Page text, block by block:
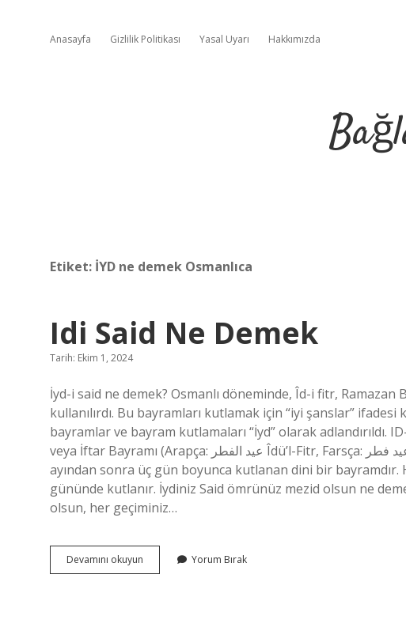
Anasayfa Gizlilik Politikası Yasal Uyarı Hakkımızda
Etiket: İYD ne demek Osmanlıca
Idi Said Ne Demek
Tarih: Ekim 1, 2024
İyd-i said ne demek? Osmanlı döneminde, Îd-i fitr, Ramazan
kullanılırdı. Bu bayramları kutlamak için “iyi şanslar” ifadesi
bayramlar ve bayram kutlamaları “İyd” olarak adlandırıldı.
veya İftar Bayramı (Arapça: عيد الفطر Îdü’l-Fitr, Farsça: عید فطر Îd-ı Fitr), İslam dünyasında oruç ayı olan Ramazan
ayından sonra üç gün boyunca kutlanan dini bir bayramdır.
gününde kutlanır. İydiniz Said ömrünüz mezid olsun ne
olsun, her geçiminiz…
Devamını okuyun
Said
Yorum Bırak